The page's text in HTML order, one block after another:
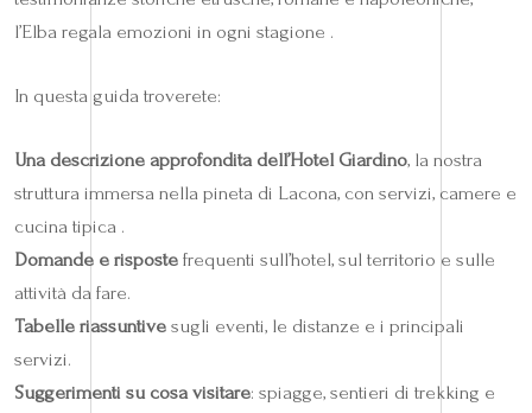
l’Elba regala emozioni in ogni stagione .
In questa guida troverete:
Una descrizione approfondita dell’Hotel Giardino, la nostra
struttura immersa nella pineta di Lacona, con servizi, camere e
cucina tipica .
Domande e risposte frequenti sull’hotel, sul territorio e sulle
attività da fare.
Tabelle riassuntive sugli eventi, le distanze e i principali
servizi.
Suggerimenti su cosa visitare: spiagge, sentieri di trekking e